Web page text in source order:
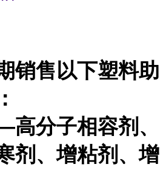
销售以下塑料助
高分子相容剂、
剂、增粘剂、增